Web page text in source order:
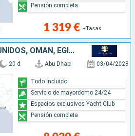
1 319 € +Tasas
Pensión completa
EMIRATOS ÁRABES UNIDOS, OMAN, EGIPTO, MALTA, ITALIA, FRANCIA, ESPAÑA
20 d Abu Dhabi 03/04/2028
Todo incluido
Servicio de mayordomo 24/24
Espacios exclusivos Yacht Club
Pensión completa